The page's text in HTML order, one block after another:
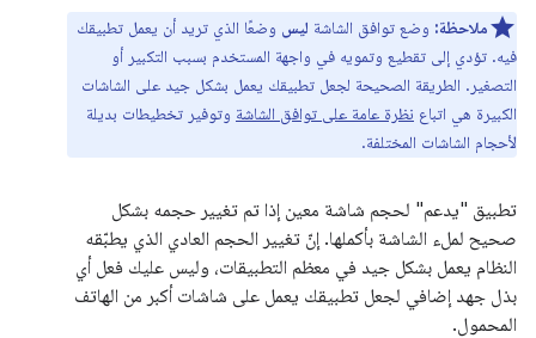
ملاحظة: وضع توافق الشاشة ليس وضعًا الذي تريد أن يعمل تطبيقك
فيه. تؤدي إلى تقطيع وتمويه في واجهة المستخدم بسبب التكبير أو
التصغير. الطريقة الصحيحة لجعل تطبيقك يعمل بشكل جيد على الشاشات
الكبيرة هي اتباع نظرة عامة على توافق الشاشة وتوفير تخطيطات بديلة
لأحجام الشاشات المختلفة.
تطبيق "يدعم" لحجم شاشة معين إذا تم تغيير حجمه بشكل
صحيح لملء الشاشة بأكملها. إنّ تغيير الحجم العادي الذي يطبّقه
النظام يعمل بشكل جيد في معظم التطبيقات، وليس عليك فعل أي
بذل جهد إضافي لجعل تطبيقك يعمل على شاشات أكبر من الهاتف
المحمول.